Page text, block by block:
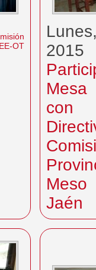
OT
2015
con
Jaén